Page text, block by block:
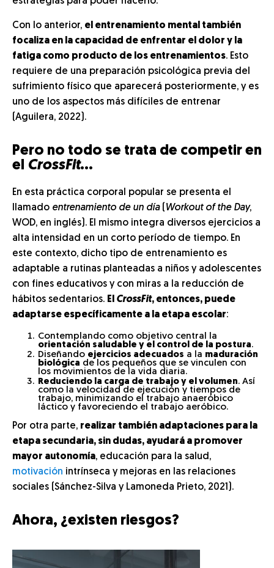
Con lo anterior, el entrenamiento mental también
focaliza en la capacidad de enfrentar el dolor y la
fatiga como producto de los entrenamientos. Esto
requiere de una preparación psicológica previa del
sufrimiento físico que aparecerá posteriormente, y es
uno de los aspectos más difíciles de entrenar
(Aguilera, 2022).
Pero no todo se trata de competir en
el CrossFit…
En esta práctica corporal popular se presenta el
llamado entrenamiento de un día( Workout of the Day,
WOD, en inglés). El mismo integra diversos ejercicios a
alta intensidad en un corto período de tiempo. En
este contexto, dicho tipo de entrenamiento es
adaptable a rutinas planteadas a niños y adolescentes
con fines educativos y con miras a la reducción de
hábitos sedentarios. El CrossFit, entonces, puede
adaptarse específicamente a la etapa escolar:
Contemplando como objetivo central la
orientación saludable y el control de la postura.
Diseñando ejercicios adecuados a la maduración
biológica de los pequeños que se vinculen con
los movimientos de la vida diaria.
Reduciendo la carga de trabajo y el volumen. Así
como la velocidad de ejecución y tiempos de
trabajo, minimizando el trabajo anaeróbico
láctico y favoreciendo el trabajo aeróbico.
Por otra parte, realizar también adaptaciones para la
etapa secundaria, sin dudas, ayudará a promover
mayor autonomía, educación para la salud,
motivación intrínseca y mejoras en las relaciones
sociales (Sánchez-Silva y Lamoneda Prieto, 2021).
Ahora, ¿existen riesgos?